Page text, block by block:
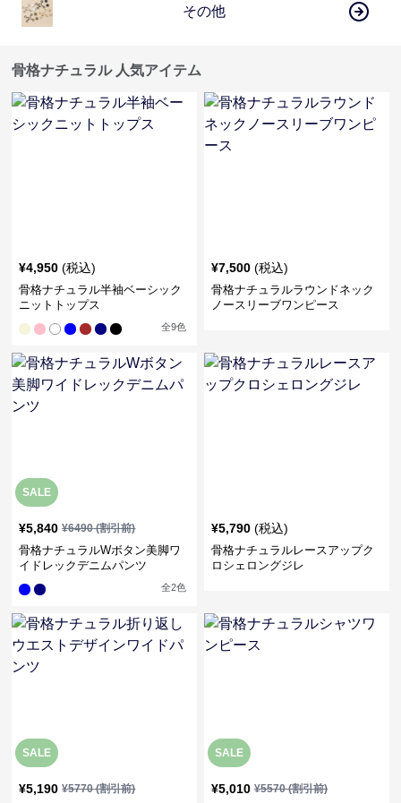
その他
骨格ナチュラル 人気アイテム
¥4,950 (税込)
骨格ナチュラル半袖ベーシック
ニットトップス
全9色
¥7,500 (税込)
骨格ナチュラルラウンドネック
ノースリーブワンピース
SALE
¥5,840 ¥6490(割引前)
骨格ナチュラルWボタン美脚ワ
イドレックデニムパンツ
全2色
¥5,790 (税込)
骨格ナチュラルレースアップク
ロシェロングジレ
SALE
¥5,190 ¥5770(割引前)
SALE
¥5,010 ¥5570(割引前)